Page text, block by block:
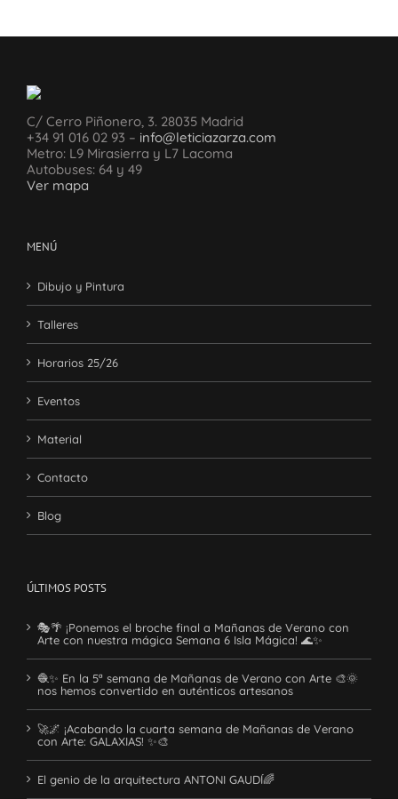
C/ Cerro Piñonero, 3. 28035 Madrid
+34 91 016 02 93 – info@leticiazarza.com
Metro: L9 Mirasierra y L7 Lacoma
Autobuses: 64 y 49
Ver mapa
MENÚ
Dibujo y Pintura
Talleres
Horarios 25/26
Eventos
Material
Contacto
Blog
ÚLTIMOS POSTS
🎭🌴 ¡Ponemos el broche final a Mañanas de Verano con
Arte con nuestra mágica Semana 6 Isla Mágica! 🌊✨
🧶✨ En la 5ª semana de Mañanas de Verano con Arte 🎨🌞
nos hemos convertido en auténticos artesanos
🚀🌌 ¡Acabando la cuarta semana de Mañanas de Verano
con Arte: GALAXIAS! ✨🎨
El genio de la arquitectura ANTONI GAUDÍ🌈